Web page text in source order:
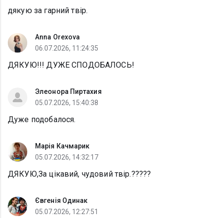
дякую за гарний твір.
Anna Orexova
06.07.2026, 11:24:35
ДЯКУЮ!!! ДУЖЕ СПОДОБАЛОСЬ!
Элеонора Пиртахия
05.07.2026, 15:40:38
Дуже подобалося.
Марія Качмарик
05.07.2026, 14:32:17
ДЯКУЮ,За цікавий, чудовий твір.?????
Євгенія Одинак
05.07.2026, 12:27:51